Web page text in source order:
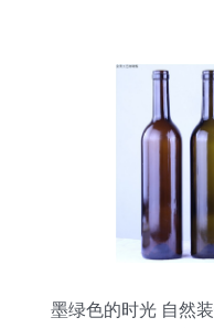
墨绿色的时光 自然